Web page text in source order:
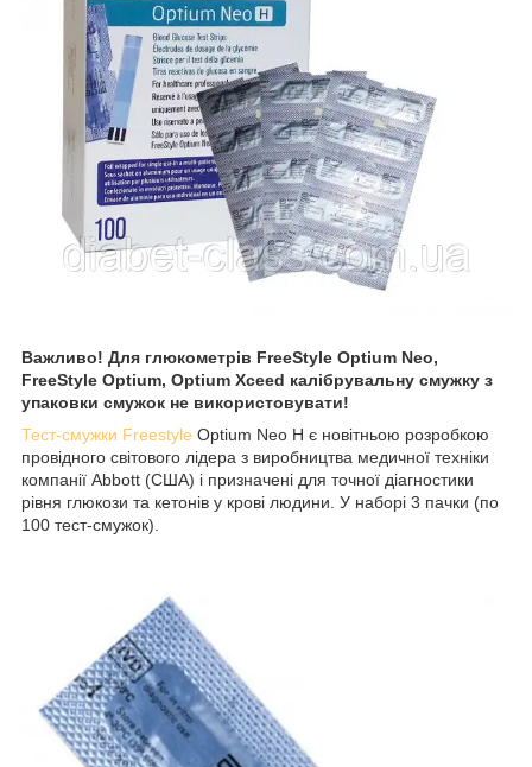
Важливо! Для глюкометрів FreeStyle Optium Neo,
FreeStyle Optium, Optium Xceed калібрувальну смужку з
упаковки смужок не використовувати!
Тест-смужки Freestyle Optium Neo H є новітньою розробкою
провідного світового лідера з виробництва медичної техніки
компанії Abbott (США) і призначені для точної діагностики
рівня глюкози та кетонів у крові людини. У наборі 3 пачки (по
100 тест-смужок).